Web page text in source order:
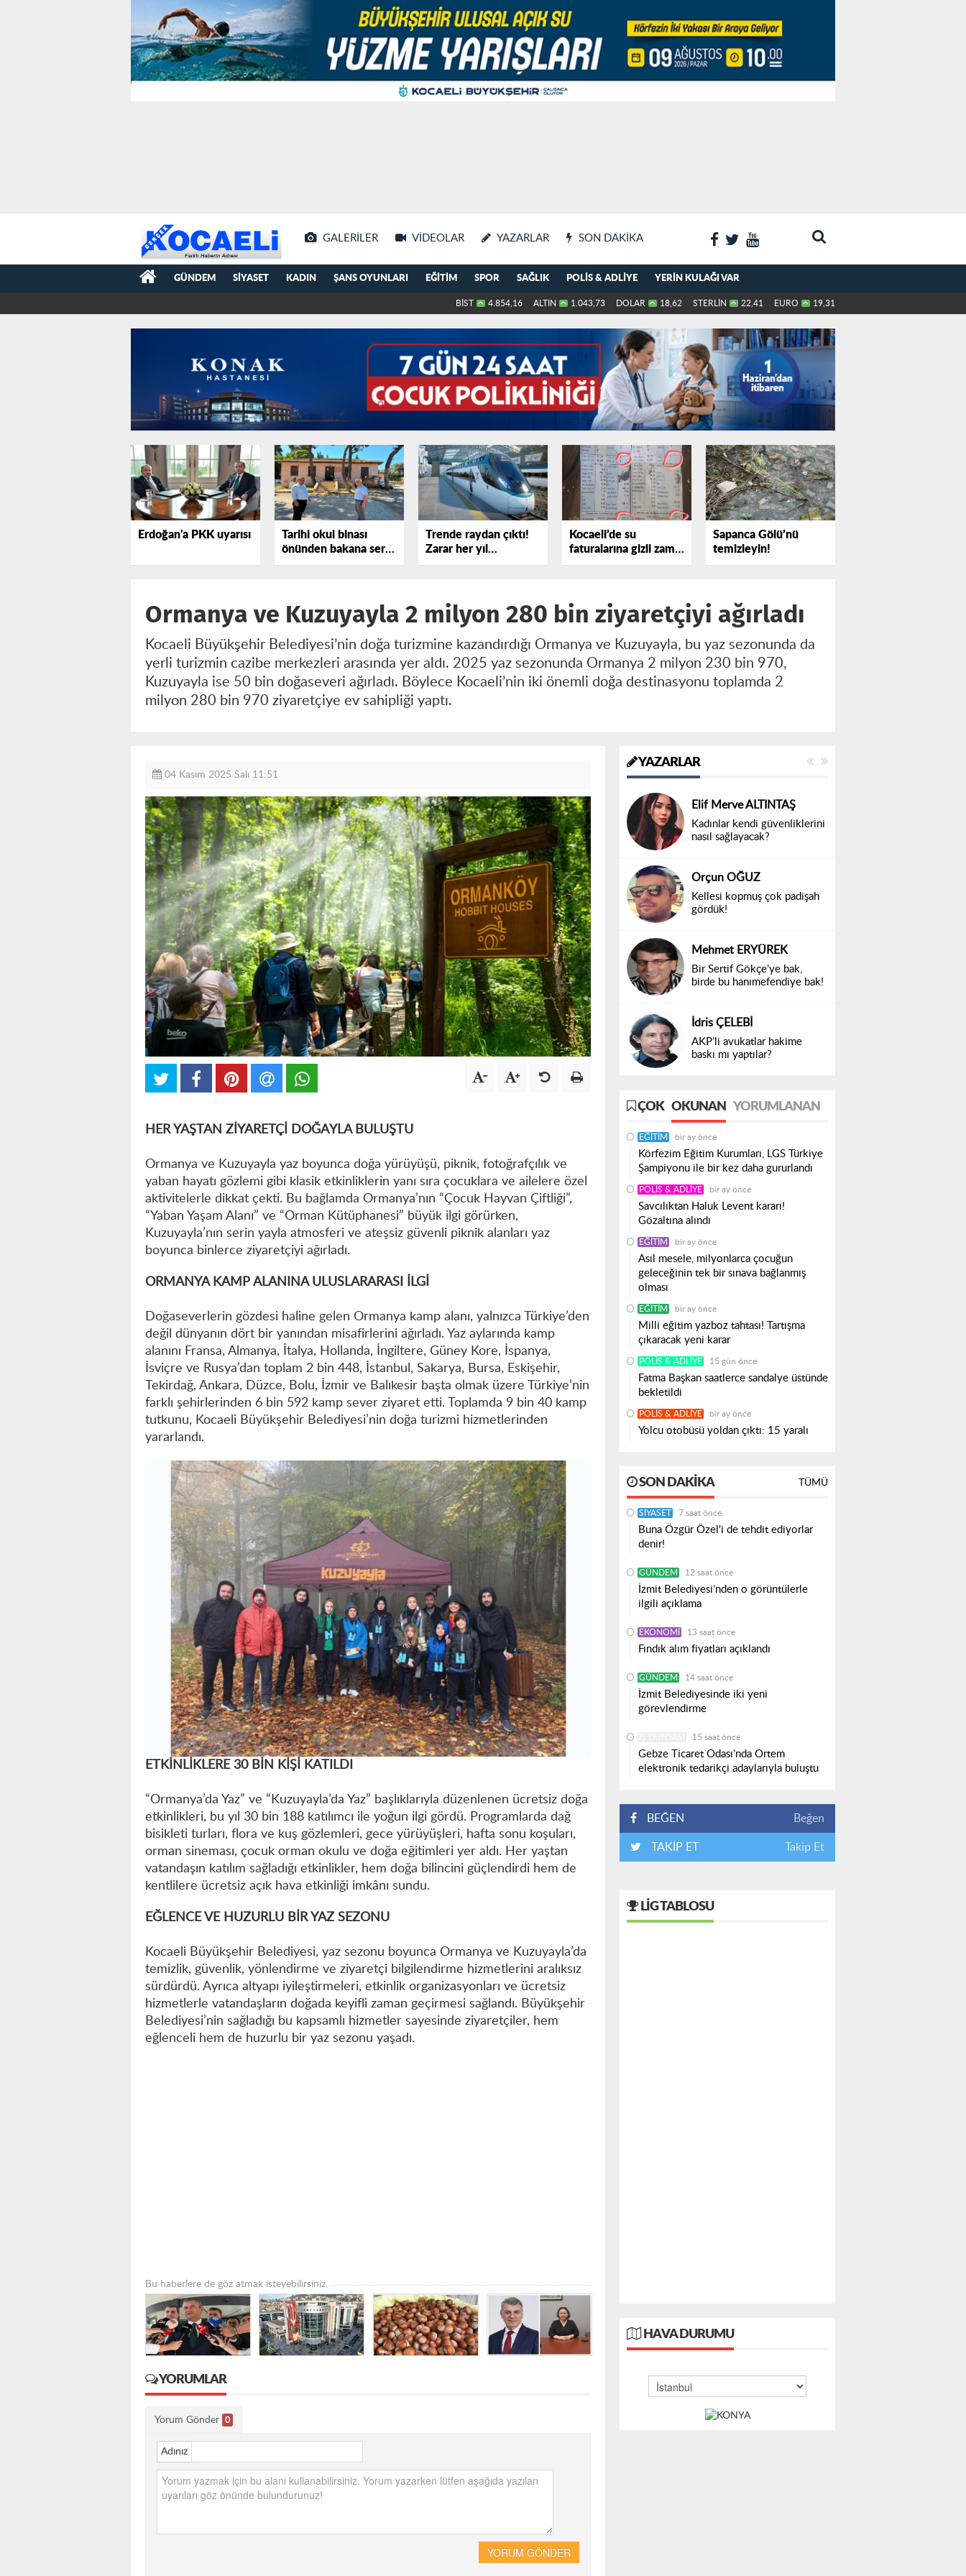
GALERILER VIDEOLAR YAZARLAR SON DAKIKA
GÜNDEM SIYASET KADIN ŞANS OYUNLARI EĞITIM SPOR SAĞLIK POLIS & ADLIYE YERIN KULAĞI VAR
BİST 4.854,16 ALTIN 1.043,73 DOLAR 18,62 STERLİN 22,41 EURO 19,31
Erdoğan'a PKK uyarısı
Tarihi okul binası
önünden bakana sert
tepki gösterdi!
Trende raydan çıktı!
Zarar her yıl
katlanıyor
Kocaeli’de su
faturalarına gizli zam
iddiası
Sapanca Gölü’nü
temizleyin!
Ormanya ve Kuzuyayla 2 milyon 280 bin ziyaretçiyi ağırladı
Kocaeli Büyükşehir Belediyesi’nin doğa turizmine kazandırdığı Ormanya ve Kuzuyayla, bu yaz sezonunda da
yerli turizmin cazibe merkezleri arasında yer aldı. 2025 yaz sezonunda Ormanya 2 milyon 230 bin 970,
Kuzuyayla ise 50 bin doğaseveri ağırladı. Böylece Kocaeli’nin iki önemli doğa destinasyonu toplamda 2
milyon 280 bin 970 ziyaretçiye ev sahipliği yaptı.
04 Kasım 2025 Salı 11:51
HER YAŞTAN ZİYARETÇİ DOĞAYLA BULUŞTU
Ormanya ve Kuzuyayla yaz boyunca doğa yürüyüşü, piknik, fotoğrafçılık ve
yaban hayatı gözlemi gibi klasik etkinliklerin yanı sıra çocuklara ve ailelere özel
aktivitelerle dikkat çekti. Bu bağlamda Ormanya’nın “Çocuk Hayvan Çiftliği”,
“Yaban Yaşam Alanı” ve “Orman Kütüphanesi” büyük ilgi görürken,
Kuzuyayla’nın serin yayla atmosferi ve ateşsiz güvenli piknik alanları yaz
boyunca binlerce ziyaretçiyi ağırladı.
ORMANYA KAMP ALANINA ULUSLARARASI İLGİ
Doğaseverlerin gözdesi haline gelen Ormanya kamp alanı, yalnızca Türkiye’den
değil dünyanın dört bir yanından misafirlerini ağırladı. Yaz aylarında kamp
alanını Fransa, Almanya, İtalya, Hollanda, İngiltere, Güney Kore, İspanya,
İsviçre ve Rusya’dan toplam 2 bin 448, İstanbul, Sakarya, Bursa, Eskişehir,
Tekirdağ, Ankara, Düzce, Bolu, İzmir ve Balıkesir başta olmak üzere Türkiye’nin
farklı şehirlerinden 6 bin 592 kamp sever ziyaret etti. Toplamda 9 bin 40 kamp
tutkunu, Kocaeli Büyükşehir Belediyesi’nin doğa turizmi hizmetlerinden
yararlandı.
ETKİNLİKLERE 30 BİN KİŞİ KATILDI
“Ormanya’da Yaz” ve “Kuzuyayla’da Yaz” başlıklarıyla düzenlenen ücretsiz doğa
etkinlikleri, bu yıl 30 bin 188 katılımcı ile yoğun ilgi gördü. Programlarda dağ
bisikleti turları, flora ve kuş gözlemleri, gece yürüyüşleri, hafta sonu koşuları,
orman sineması, çocuk orman okulu ve doğa eğitimleri yer aldı. Her yaştan
vatandaşın katılım sağladığı etkinlikler, hem doğa bilincini güçlendirdi hem de
kentlilere ücretsiz açık hava etkinliği imkânı sundu.
EĞLENCE VE HUZURLU BİR YAZ SEZONU
Kocaeli Büyükşehir Belediyesi, yaz sezonu boyunca Ormanya ve Kuzuyayla’da
temizlik, güvenlik, yönlendirme ve ziyaretçi bilgilendirme hizmetlerini aralıksız
sürdürdü. Ayrıca altyapı iyileştirmeleri, etkinlik organizasyonları ve ücretsiz
hizmetlerle vatandaşların doğada keyifli zaman geçirmesi sağlandı. Büyükşehir
Belediyesi’nin sağladığı bu kapsamlı hizmetler sayesinde ziyaretçiler, hem
eğlenceli hem de huzurlu bir yaz sezonu yaşadı.
Bu haberlere de göz atmak isteyebilirsiniz.
YORUMLAR
Yorum Gönder 0
Adınız
YORUM GÖNDER
YAZARLAR
Elif Merve ALTINTAŞ
Kadınlar kendi güvenliklerini
nasıl sağlayacak?
Orçun OĞUZ
Kellesi kopmuş çok padişah
gördük!
Mehmet ERYÜREK
Bir Sertif Gökçe’ye bak,
birde bu hanımefendiye bak!
İdris ÇELEBİ
AKP’li avukatlar hakime
baskı mı yaptılar?
ÇOK OKUNAN YORUMLANAN
EĞITIM bir ay önce
Körfezim Eğitim Kurumları, LGS Türkiye
Şampiyonu ile bir kez daha gururlandı
POLIS & ADLIYE bir ay önce
Savcılıktan Haluk Levent kararı!
Gözaltına alındı
EĞITIM bir ay önce
Asıl mesele, milyonlarca çocuğun
geleceğinin tek bir sınava bağlanmış
olması
EĞITIM bir ay önce
Milli eğitim yazboz tahtası! Tartışma
çıkaracak yeni karar
POLIS & ADLIYE 15 gün önce
Fatma Başkan saatlerce sandalye üstünde
bekletildi
POLIS & ADLIYE bir ay önce
Yolcu otobüsü yoldan çıktı: 15 yaralı
SON DAKIKA TÜMÜ
SIYASET 7 saat önce
Buna Özgür Özel'i de tehdit ediyorlar
denir!
GÜNDEM 12 saat önce
İzmit Belediyesi’nden o görüntülerle
ilgili açıklama
EKONOMI 13 saat önce
Fındık alım fiyatları açıklandı
GÜNDEM 14 saat önce
İzmit Belediyesinde iki yeni
görevlendirme
15 saat önce
Gebze Ticaret Odası’nda Ortem
elektronik tedarikçi adaylarıyla buluştu
BEĞEN Beğen
TAKİP ET Takip Et
LIG TABLOSU
HAVA DURUMU